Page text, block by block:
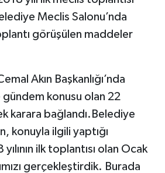
Meclis Salonu’nda
görüşülen maddeler
Akın Başkanlığı’nda
konusu olan 22
karara bağlandı.Belediye
konuyla ilgili yaptığı
ilk toplantısı olan Ocak
gerçekleştirdik. Burada